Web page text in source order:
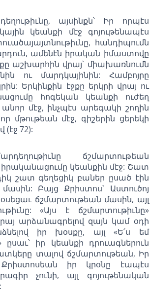
այսինքն՝ Իր որպէս
կեանքի մէջ գոյութենապէս
հանդիպումն
ամենէն իրական իմաստովը
աշխարհին վրայ՝ միախառնումն
ու մարդկայինին: Համբոյրը
Երկինքին էջքը երկրի վրայ ու
հոգեկան կեանքի ուժեղ
մէջ, ինչպէս արեգակի շողին
մթութեան մէջ, գիշերին ցերեկի
72):
ճշմարտութեան
իրականացումը կեանքին մէջ: Շատ
շատ գեղեցիկ բաներ ըսած էին
Բայց Քրիստոս՝ Աստուծոյ
ճշմարտութեան մասին, այլ
«Այս է ճշմարտութիւնը»
արձանագրելով զայն կամ օդի
իր խօսքը, այլ «Ե՛ս եմ
ըսաւ՝ իր կեանքի դրուագներուն
տալով ճշմարտութեան, Իր
իր կրօնը էապէս
չունի, այլ գոյութենական